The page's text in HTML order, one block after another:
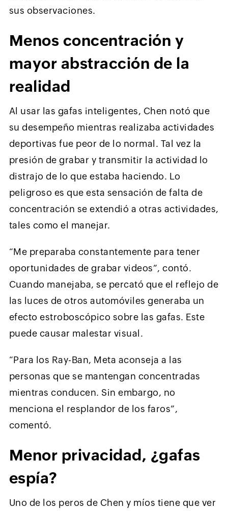
sus observaciones.
Menos concentración y
mayor abstracción de la
realidad
Al usar las gafas inteligentes, Chen notó que
su desempeño mientras realizaba actividades
deportivas fue peor de lo normal. Tal vez la
presión de grabar y transmitir la actividad lo
distrajo de lo que estaba haciendo. Lo
peligroso es que esta sensación de falta de
concentración se extendió a otras actividades,
tales como el manejar.
“Me preparaba constantemente para tener
oportunidades de grabar videos”, contó.
Cuando manejaba, se percató que el reflejo de
las luces de otros automóviles generaba un
efecto estroboscópico sobre las gafas. Este
puede causar malestar visual.
“Para los Ray-Ban, Meta aconseja a las
personas que se mantengan concentradas
mientras conducen. Sin embargo, no
menciona el resplandor de los faros”,
comentó.
Menor privacidad, ¿gafas
espía?
Uno de los peros de Chen y míos tiene que ver